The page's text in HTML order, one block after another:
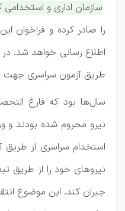
سازمان اداری و
را صادر کرده و فراخوان
طریق آزمون سراسری جهت
سال‌ها بود که فارغ
نیرو محروم شده بودند و
استخدام سراسری از طریق
نیرو‌های خود را از طریق
جبران کند. این موضوع